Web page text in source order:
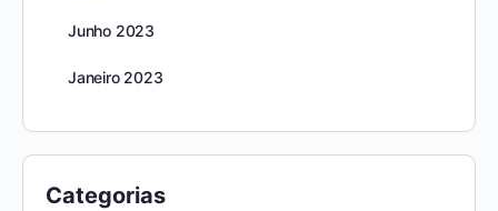
Junho 2023
Janeiro 2023
Categorias